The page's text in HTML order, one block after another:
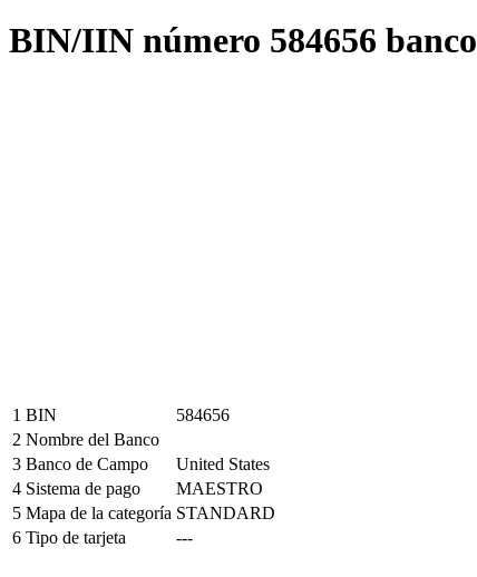
BIN/IIN número 584656 banco
1 BIN
584656
2 Nombre del Banco
3 Banco de Campo
United States
4 Sistema de pago
MAESTRO
5 Mapa de la categoría STANDARD
6 Tipo de tarjeta ---